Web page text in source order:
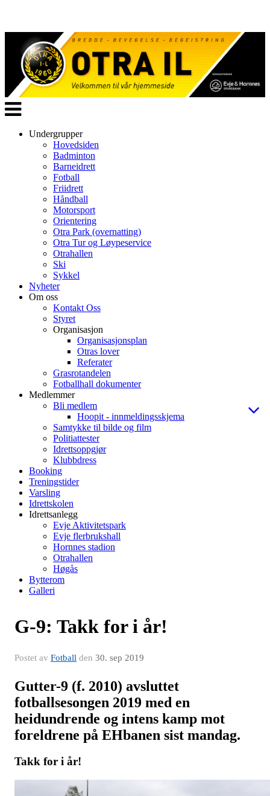
Veksle
navigasjon
Undergrupper
Hovedsiden
Badminton
Barneidrett
Fotball
Friidrett
Håndball
Motorsport
Orientering
Otra Park (overnatting)
Otra Tur og Løypeservice
Otrahallen
Ski
Sykkel
Nyheter
Om oss
Kontakt Oss
Styret
Organisasjon
Organisasjonsplan
Otras lover
Referater
Grasrotandelen
Fotballhall dokumenter
Medlemmer
Bli medlem
Hoopit - innmeldingsskjema
Samtykke til bilde og film
Politiattester
Idrettsoppgjør
Klubbdress
Booking
Treningstider
Varsling
Idrettskolen
Idrettsanlegg
Evje Aktivitetspark
Evje flerbrukshall
Hornnes stadion
Otrahallen
Høgås
Bytterom
Galleri
G-9: Takk for i år!
Postet av Fotball den 30. sep 2019
Gutter-9 (f. 2010) avsluttet
fotballsesongen 2019 med en
heidundrende og intens kamp mot
foreldrene på EHbanen sist mandag.
Takk for i år!